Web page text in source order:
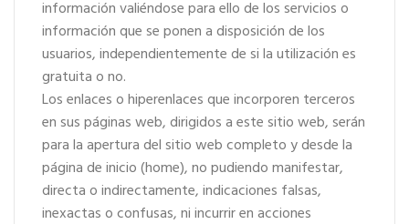
información valiéndose para ello de los servicios o
información que se ponen a disposición de los
usuarios, independientemente de si la utilización es
gratuita o no.
Los enlaces o hiperenlaces que incorporen terceros
en sus páginas web, dirigidos a este sitio web, serán
para la apertura del sitio web completo y desde la
página de inicio (home), no pudiendo manifestar,
directa o indirectamente, indicaciones falsas,
inexactas o confusas, ni incurrir en acciones